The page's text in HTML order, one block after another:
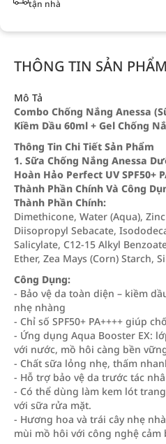
tận nhà
THÔNG TIN SẢN PHẨM
Mô Tả
Combo Chống Nắng Anessa
Kiềm Dầu 60ml + Gel Chống
Thông Tin Chi Tiết Sản Phẩm
1. Sữa Chống Nắng Anessa
Hoàn Hảo Perfect UV SPF50+
Thành Phần Chính Và Công
Thành Phần Chính:
Dimethicone, Water (Aqua),
Diisopropyl Sebacate,
Salicylate, C12-15 Alkyl
Ether, Zea Mays (Corn) Starch,
Công Dụng:
- Bảo vệ da toàn diện – kiềm
nhẹ nhàng
- Chỉ số SPF50+ PA++++ giúp
- Ứng dụng Aqua Booster EX:
với nước, mồ hôi càng bền
- Chất sữa lỏng nhẹ, thấm
- Hỗ trợ bảo vệ da trước tác
- Có thể dùng làm kem lót
với sữa rửa mặt.
- Hương hoa và trái cây nhẹ
mùi mồ hôi với công nghệ